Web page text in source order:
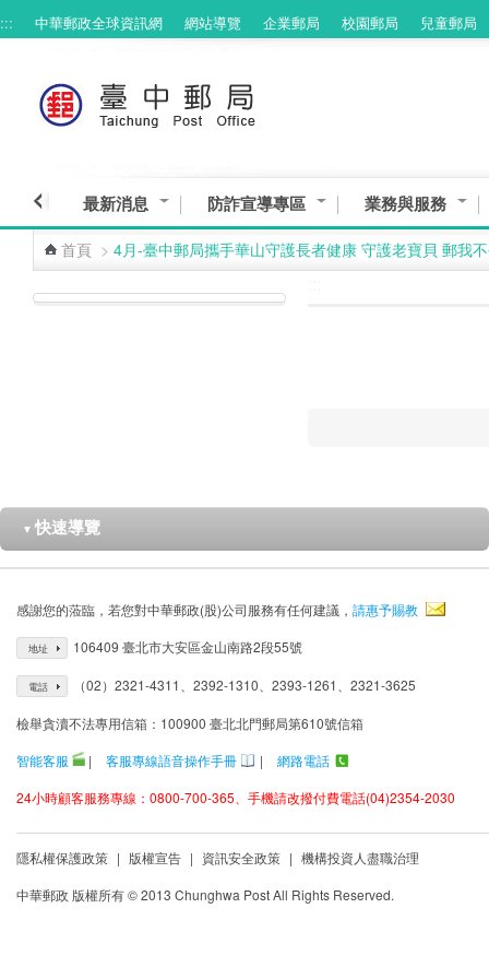
跳到主要內容區塊
::: 中華郵政全球資訊網 網站導覽 企業郵局 校園郵局 兒童郵局
最新消息 防詐宣導專區 業務與服務
首頁 > 4月-臺中郵局攜手華山守護長者健康 守護老寶貝 郵我
▼ 快速導覽
感謝您的蒞臨，若您對中華郵政(股)公司服務有任何建議， 請惠予賜教
地址 106409 臺北市大安區金山南路2段55號
電話 （02）2321-4311、2392-1310、2393-1261、2321-3625
檢舉貪瀆不法專用信箱：100900 臺北北門郵局第610號信箱
智能客服
| 客服專線語音操作手冊 |
網路電話
24小時顧客服務專線：0800-700-365、手機請改撥付費電話(04)2354-2030
隱私權保護政策 | 版權宣告 | 資訊安全政策 | 機構投資人盡職治理
中華郵政 版權所有 © 2013 Chunghwa Post All Rights Reserved.